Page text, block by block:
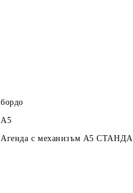
бордо
А5
Агенда с механизъм А5